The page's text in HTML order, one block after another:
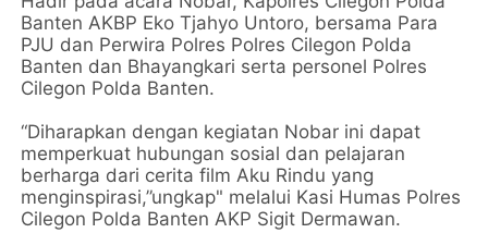
Banten AKBP Eko Tjahyo Untoro, bersama Para
PJU dan Perwira Polres Polres Cilegon Polda
Banten dan Bhayangkari serta personel Polres
Cilegon Polda Banten.
“Diharapkan dengan kegiatan Nobar ini dapat
memperkuat hubungan sosial dan pelajaran
berharga dari cerita film Aku Rindu yang
menginspirasi,”ungkap" melalui Kasi Humas Polres
Cilegon Polda Banten AKP Sigit Dermawan.